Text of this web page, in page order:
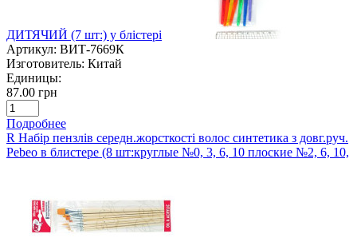
ДИТЯЧИЙ (7 шт:) у блістері
Артикул: ВИТ-7669К
Изготовитель: Китай
Единицы:
87.00 грн
Подробнее
R Набір пензлів середн.жорсткості волос синтетика з довг.руч.
Pebeo в блистере (8 шт:круглые №0, 3, 6, 10 плоские №2, 6, 10,